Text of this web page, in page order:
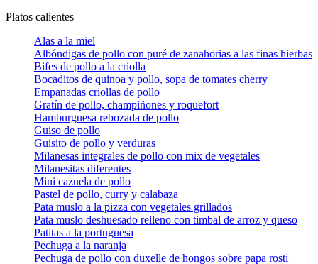
Platos calientes
Alas a la miel
Albóndigas de pollo con puré de zanahorias a las finas hierbas
Bifes de pollo a la criolla
Bocaditos de quinoa y pollo, sopa de tomates cherry
Empanadas criollas de pollo
Gratín de pollo, champiñones y roquefort
Hamburguesa rebozada de pollo
Guiso de pollo
Guisito de pollo y verduras
Milanesas integrales de pollo con mix de vegetales
Milanesitas diferentes
Mini cazuela de pollo
Pastel de pollo, curry y calabaza
Pata muslo a la pizza con vegetales grillados
Pata muslo deshuesado relleno con timbal de arroz y queso
Patitas a la portuguesa
Pechuga a la naranja
Pechuga de pollo con duxelle de hongos sobre papa rosti